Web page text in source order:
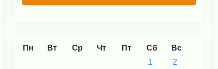
Пн Вт Ср Чт Пт Сб Вс
1
2